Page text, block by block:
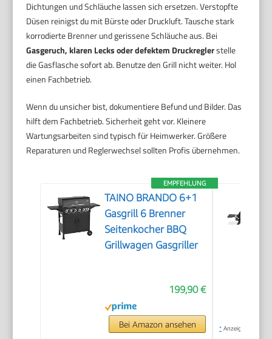
Dichtungen und Schläuche lassen sich ersetzen. Verstopfte
Düsen reinigst du mit Bürste oder Druckluft. Tausche stark
korrodierte Brenner und gerissene Schläuche aus. Bei
Gasgeruch, klaren Lecks oder defektem Druckreglerstelle
die Gasflasche sofort ab. Benutze den Grill nicht weiter. Hol
einen Fachbetrieb.
Wenn du unsicher bist, dokumentiere Befund und Bilder. Das
hilft dem Fachbetrieb. Sicherheit geht vor. Kleinere
Wartungsarbeiten sind typisch für Heimwerker. Größere
Reparaturen und Reglerwechsel sollten Profis übernehmen.
EMPFEHLUNG
TAINO BRANDO 6+1
Gasgrill 6 Brenner
Seitenkocher BBQ
Grillwagen Gasgriller
199,90 €
Bei Amazon ansehen * Anzeige